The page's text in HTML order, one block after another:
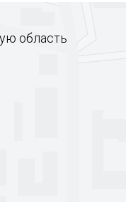
область